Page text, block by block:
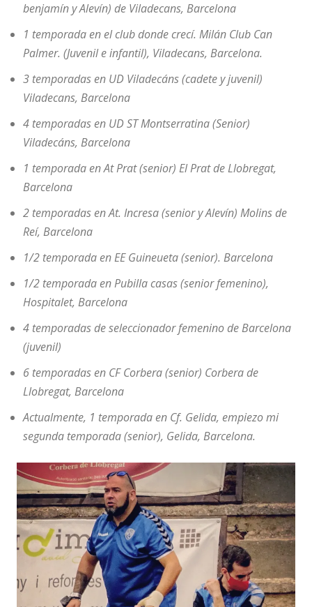
benjamín y Alevín) de Viladecans, Barcelona
1 temporada en el club donde crecí. Milán Club Can
Palmer. (Juvenil e infantil), Viladecans, Barcelona.
3 temporadas en UD Viladecáns (cadete y juvenil)
Viladecans, Barcelona
4 temporadas en UD ST Montserratina (Senior)
Viladecáns, Barcelona
1 temporada en At Prat (senior) El Prat de Llobregat,
Barcelona
2 temporadas en At. Incresa (senior y Alevín) Molins de
Reí, Barcelona
1/2 temporada en EE Guineueta (senior). Barcelona
1/2 temporada en Pubilla casas (senior femenino),
Hospitalet, Barcelona
4 temporadas de seleccionador femenino de Barcelona
(juvenil)
6 temporadas en CF Corbera (senior) Corbera de
Llobregat, Barcelona
Actualmente, 1 temporada en Cf. Gelida, empiezo mi
segunda temporada (senior), Gelida, Barcelona.